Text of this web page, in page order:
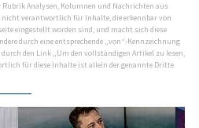
Rubrik Analysen, Kolumnen und Nachrichten aus
nicht verantwortlich für Inhalte, die erkennbar von
eingestellt worden sind, und macht sich diese
durch eine entsprechende „von“-Kennzeichnung
den Link „Um den vollständigen Artikel zu lesen,
für diese Inhalte ist allein der genannte Dritte.